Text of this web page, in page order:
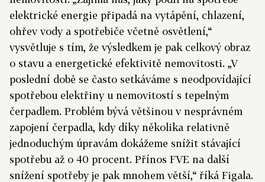
elektrické energie připadá na vytápění, chlazení,
ohřev vody a spotřebiče včetně osvětlení,“
vysvětluje s tím, že výsledkem je pak celkový obraz
o stavu a energetické efektivitě nemovitosti. „V
poslední době se často setkáváme s neodpovídající
spotřebou elektřiny u nemovitostí s tepelným
čerpadlem. Problém bývá většinou v nesprávném
zapojení čerpadla, kdy díky několika relativně
jednoduchým úpravám dokážeme snížit stávající
spotřebu až o 40 procent. Přínos FVE na další
snížení spotřeby je pak mnohem větší,“ říká Figala.